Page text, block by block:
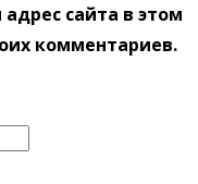
сайта в этом
комментариев.